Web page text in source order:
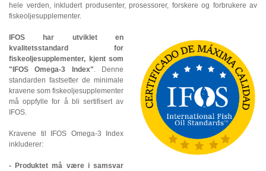
hele verden, inkludert produsenter, prosessorer, forskere og forbrukere av
fiskeoljesupplementer.
IFOS har utviklet en
kvalitetsstandard for
fiskeoljesupplementer, kjent som
"IFOS Omega-3 Index". Denne
standarden fastsetter de minimale
kravene som fiskeoljesupplementer
må oppfylle for å bli sertifisert av
IFOS.
Kravene til IFOS Omega-3 Index
inkluderer:
- Produktet må være i samsvar